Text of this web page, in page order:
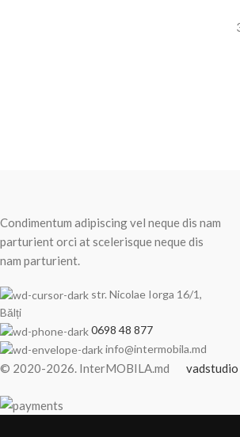
Condimentum adipiscing vel neque dis nam
parturient orci at scelerisque neque dis
nam parturient.
str. Nicolae Iorga 16/1,
Bălți
0698 48 877
info@intermobila.md
© 2020-2026. InterMOBILA.md vadstudio